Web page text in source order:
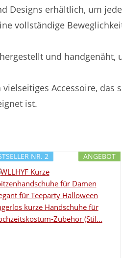
Designs erhältlich, um
vollständige
und handgenäht,
Accessoire, das
ist.
ANGEBOT
NR. 2